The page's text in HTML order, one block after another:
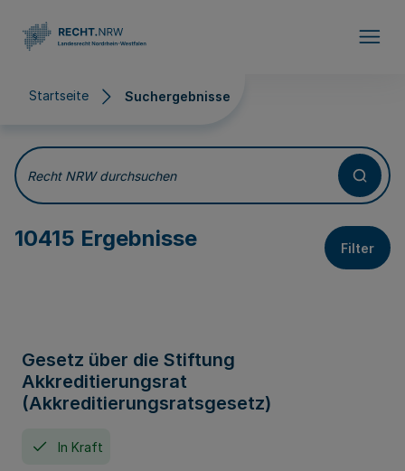
Startseite Suchergebnisse
Suchergebnisse
Recht NRW durchsuchen
10415 Ergebnisse Filter
Gesetz über die Stiftung
Akkreditierungsrat
(Akkreditierungsratsgesetz)
In Kraft